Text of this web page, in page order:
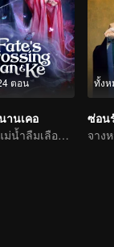
ตอน
านเคอ
ลงไปในแม่น้ำลืมเลือน มอบความฝันให้ท่าน
ทั้ง
ซ่อน